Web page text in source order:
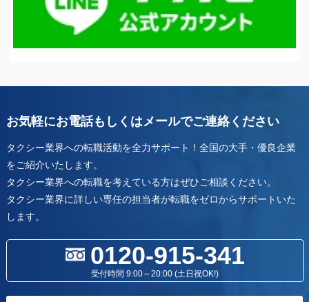
お気軽にお電話もしくはメールでご連絡ください
タクシー業界への転職活動を全力サポート！全国の大手・優良企業
をご紹介いたします。
タクシー業界への転職を考えている方はぜひご相談ください。
タクシー業界に詳しい専任の担当者が転職をゼロからサポートいた
します。
0120-915-341
受付時間 9:00～20:00 (土日祝OK!)